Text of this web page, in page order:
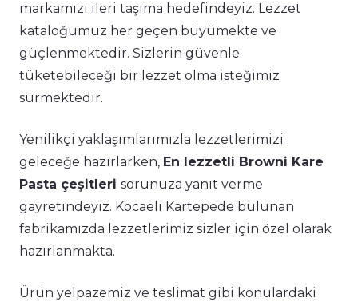
markamızı ileri taşıma hedefindeyiz. Lezzet
kataloğumuz her geçen büyümekte ve
güçlenmektedir. Sizlerin güvenle
tüketebileceği bir lezzet olma isteğimiz
sürmektedir.
Yenilikçi yaklaşımlarımızla lezzetlerimizi
geleceğe hazırlarken, En lezzetli Browni Kare
Pasta çeşitleri sorunuza yanıt verme
gayretindeyiz. Kocaeli Kartepede bulunan
fabrikamızda lezzetlerimiz sizler için özel olarak
hazırlanmakta.
Ürün yelpazemiz ve teslimat gibi konulardaki